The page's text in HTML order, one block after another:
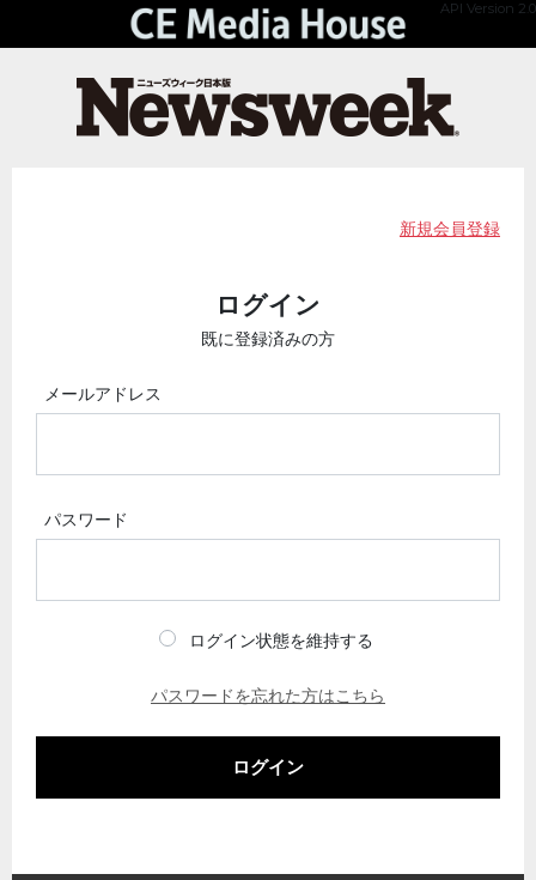
API Version 2.0
新規会員登録
ログイン
既に登録済みの方
メールアドレス
パスワード
ログイン状態を維持する
パスワードを忘れた方はこちら
ログイン